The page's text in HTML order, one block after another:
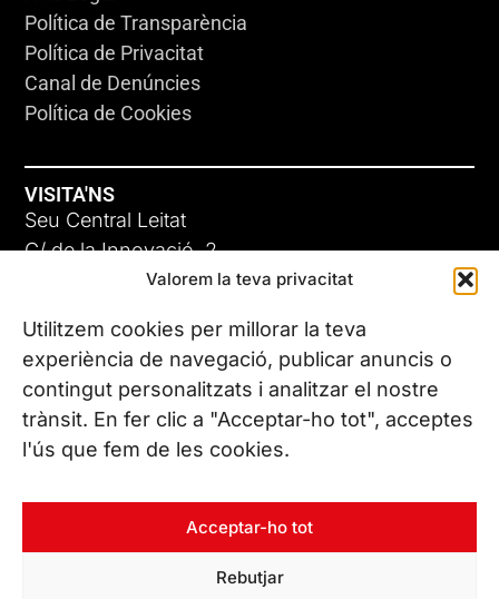
Valorem la teva privacitat
Utilitzem cookies per millorar la teva
experiència de navegació, publicar anuncis o
contingut personalitzats i analitzar el nostre
trànsit. En fer clic a "Acceptar-ho tot", acceptes
l'ús que fem de les cookies.
Acceptar-ho tot
Rebutjar
Política de Transparència
Política de Privacitat
Canal de Denúncies
Política de Cookies
VISITA'NS
Seu Central Leitat
C/ de la Innovació, 2
08225 Terrassa, (Barcelona)
Coneix les nostres seus
CONTACTA’NS
Tel. (+34) 937 882 300